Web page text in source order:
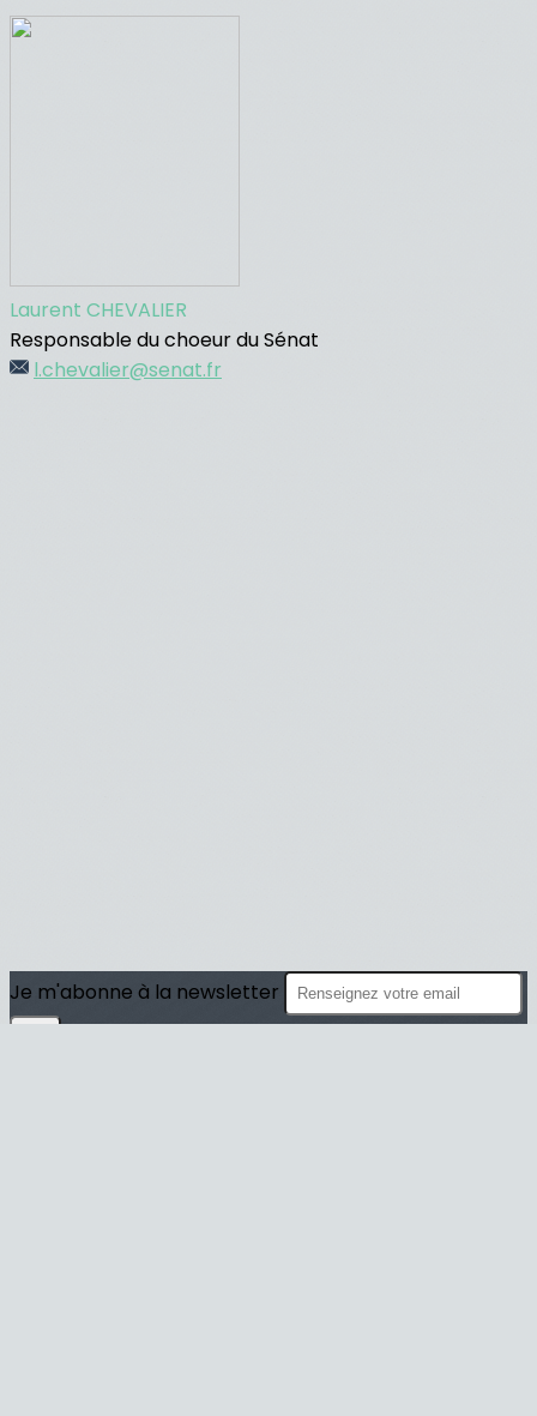
Laurent CHEVALIER
Responsable du choeur du Sénat
l.chevalier@senat.fr
Je m'abonne à la newsletter